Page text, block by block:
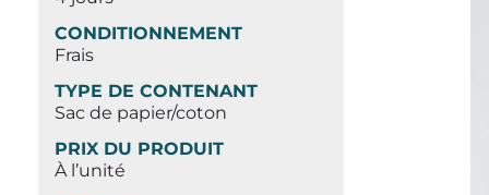
CONDITIONNEMENT
Frais
TYPE DE CONTENANT
Sac de papier/coton
PRIX DU PRODUIT
À l’unité